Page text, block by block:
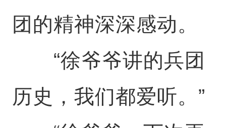
团的精神深深感动。
“徐爷爷讲的兵团
历史，我们都爱听。”